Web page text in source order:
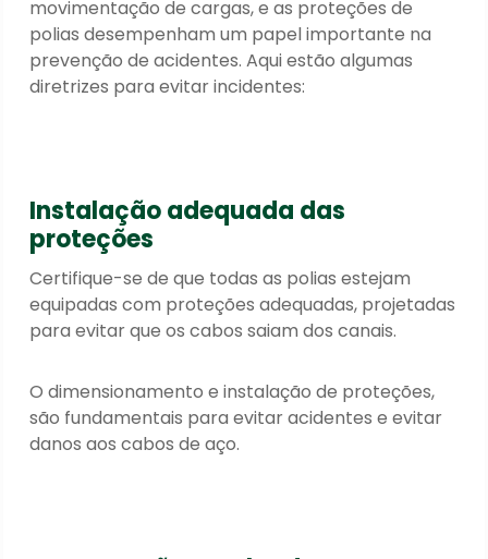
movimentação de cargas, e as proteções de
polias desempenham um papel importante na
prevenção de acidentes. Aqui estão algumas
diretrizes para evitar incidentes:
Instalação adequada das
proteções
Certifique-se de que todas as polias estejam
equipadas com proteções adequadas, projetadas
para evitar que os cabos saiam dos canais.
O dimensionamento e instalação de proteções,
são fundamentais para evitar acidentes e evitar
danos aos cabos de aço.